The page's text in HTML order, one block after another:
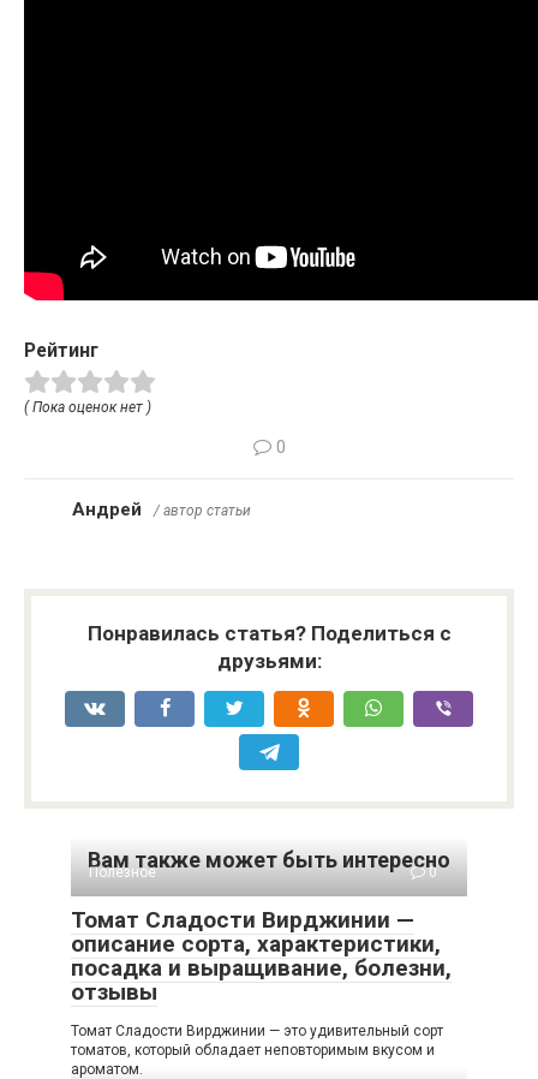
Рейтинг
( Пока оценок нет )
0
Андрей / автор статьи
Понравилась статья? Поделиться с
друзьями:
Вам также может быть интересно
Полезное 0
Томат Сладости Вирджинии —
описание сорта, характеристики,
посадка и выращивание, болезни,
отзывы
Томат Сладости Вирджинии — это удивительный сорт
томатов, который обладает неповторимым вкусом и
ароматом.